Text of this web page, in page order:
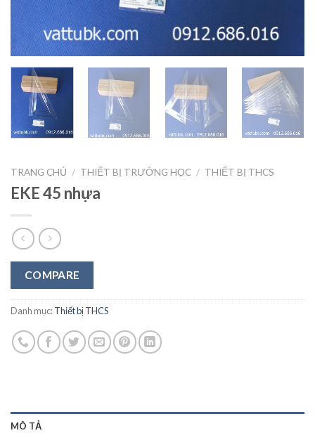
TRANG CHỦ / THIẾT BỊ TRƯỜNG HỌC / THIẾT BỊ THCS
EKE 45 nhựa
COMPARE
Danh mục:Thiết bị THCS
MÔ TẢ